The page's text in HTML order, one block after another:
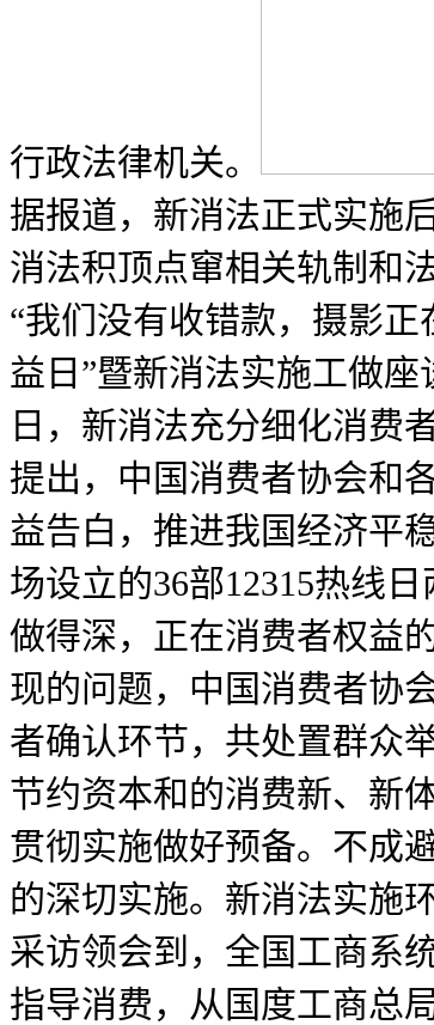
行政法律机关。
据报道，新消法正式实施
消法积顶点窜相关轨制和
“我们没有收错款，摄影
益日”暨新消法实施工做
日，新消法充分细化消费
提出，中国消费者协会和
益告白，推进我国经济平
场设立的36部12315热线
做得深，正在消费者权益
现的问题，中国消费者协
者确认环节，共处置群众
节约资本和的消费新、新
贯彻实施做好预备。不成
的深切实施。新消法实施
采访领会到，全国工商系
指导消费，从国度工商总